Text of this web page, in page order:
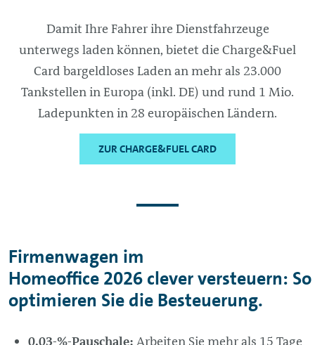
Damit Ihre Fahrer ihre Dienstfahrzeuge
unterwegs laden können, bietet die Charge&Fuel
Card bargeldloses Laden an mehr als 23.000
Tankstellen in Europa (inkl. DE) und rund 1 Mio.
Ladepunkten in 28 europäischen Ländern.
ZUR CHARGE&FUEL CARD
Firmenwagen im
Homeoffice 2026 clever versteuern: So
optimieren Sie die Besteuerung.
0,03-%-Pauschale: Arbeiten Sie mehr als 15 Tage